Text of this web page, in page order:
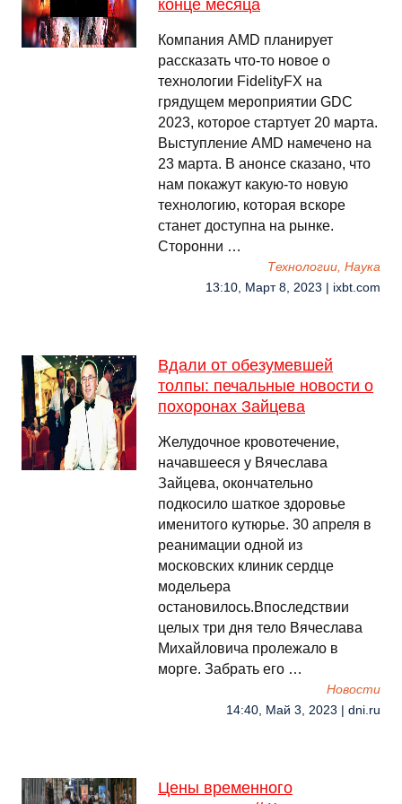
конце месяца
Компания AMD планирует
рассказать что-то новое о
технологии FidelityFX на
грядущем мероприятии GDC
2023, которое стартует 20 марта.
Выступление AMD намечено на
23 марта. В анонсе сказано, что
нам покажут какую-то новую
технологию, которая вскоре
станет доступна на рынке.
Сторонни …
Технологии, Наука
13:10, Март 8, 2023 | ixbt.com
Вдали от обезумевшей
толпы: печальные новости о
похоронах Зайцева
Желудочное кровотечение,
начавшееся у Вячеслава
Зайцева, окончательно
подкосило шаткое здоровье
именитого кутюрье. 30 апреля в
реанимации одной из
московских клиник сердце
модельера
остановилось.Впоследствии
целых три дня тело Вячеслава
Михайловича пролежало в
морге. Забрать его …
Новости
14:40, Май 3, 2023 | dni.ru
Цены временного